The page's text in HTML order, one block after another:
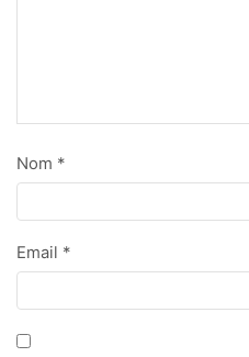
Nom *
Email *